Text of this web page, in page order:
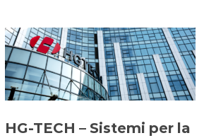
HG-TECH – Sistemi per la